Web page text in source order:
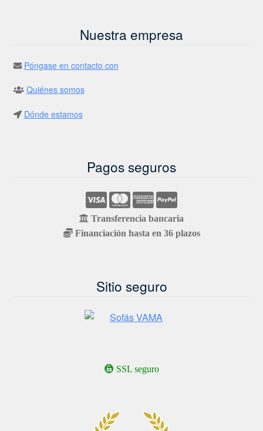
Nuestra empresa
Póngase en contacto con
Quiénes somos
Dónde estamos
Pagos seguros
Transferencia bancaria
Financiación hasta en 36 plazos
Sitio seguro
SSL seguro